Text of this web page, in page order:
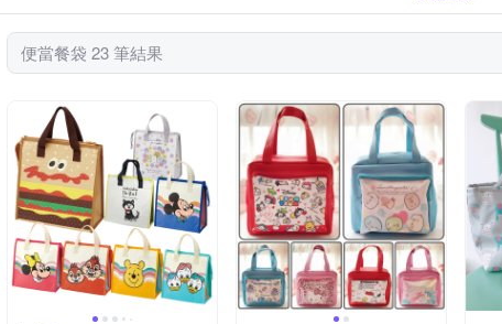
閃電麥坤(布面)
便當餐袋 23 筆結果